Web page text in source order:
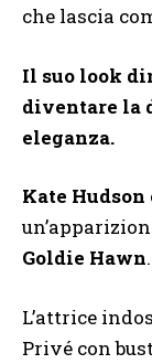
che lascia
Il suo look
diventare la
eleganza.
Kate Hudson
Goldie Hawn.
L’attrice
Privé con